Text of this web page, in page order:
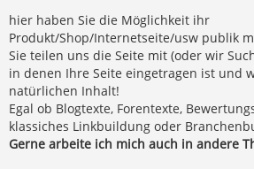
hier haben Sie die Möglichkeit ihr
Produkt/Shop/Internetseite/usw publik
Sie teilen uns die Seite mit (oder wir
in denen Ihre Seite eingetragen ist und
natürlichen Inhalt!
Egal ob Blogtexte, Forentexte,
klassiches Linkbuildung oder
Gerne arbeite ich mich auch in andere